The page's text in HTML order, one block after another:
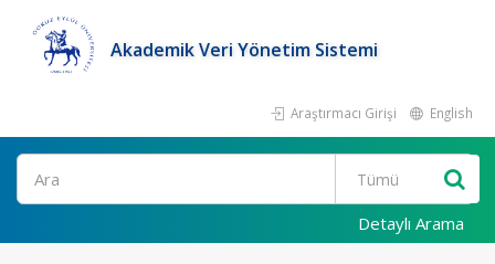
Akademik Veri Yönetim Sistemi
Araştırmacı Girişi English
Ara
Detaylı Arama